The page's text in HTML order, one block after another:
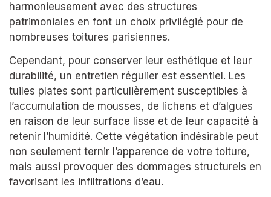
harmonieusement avec des structures
patrimoniales en font un choix privilégié pour de
nombreuses toitures parisiennes.
Cependant, pour conserver leur esthétique et leur
durabilité, un entretien régulier est essentiel. Les
tuiles plates sont particulièrement susceptibles à
l’accumulation de mousses, de lichens et d’algues
en raison de leur surface lisse et de leur capacité à
retenir l’humidité. Cette végétation indésirable peut
non seulement ternir l’apparence de votre toiture,
mais aussi provoquer des dommages structurels en
favorisant les infiltrations d’eau.